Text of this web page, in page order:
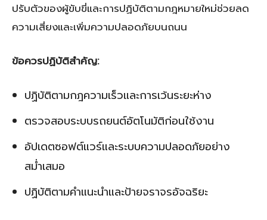
ปรับตัวของผู้ขับขี่และการปฏิบัติตามกฎหมายใหม่ช่วยลด
ความเสี่ยงและเพิ่มความปลอดภัยบนถนน
ข้อควรปฏิบัติสำคัญ:
ปฏิบัติตามกฎความเร็วและการเว้นระยะห่าง
ตรวจสอบระบบรถยนต์อัตโนมัติก่อนใช้งาน
อัปเดตซอฟต์แวร์และระบบความปลอดภัยอย่าง
สม่ำเสมอ
ปฏิบัติตามคำแนะนำและป้ายจราจรอัจฉริยะ